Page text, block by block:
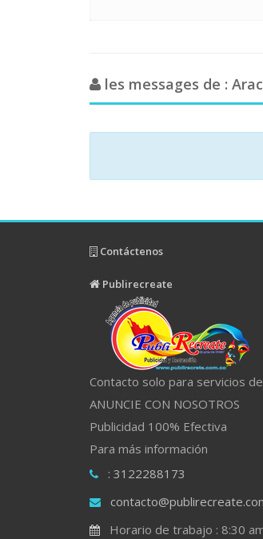
les messages de :
Contáctenos
Publirecreate
Contacto solo para servicios
ANUNCIE CON NOSOTROS
Publicidad 100% Efectiva
Para más información
: 3122288173
Horario de trabajo : 8:30